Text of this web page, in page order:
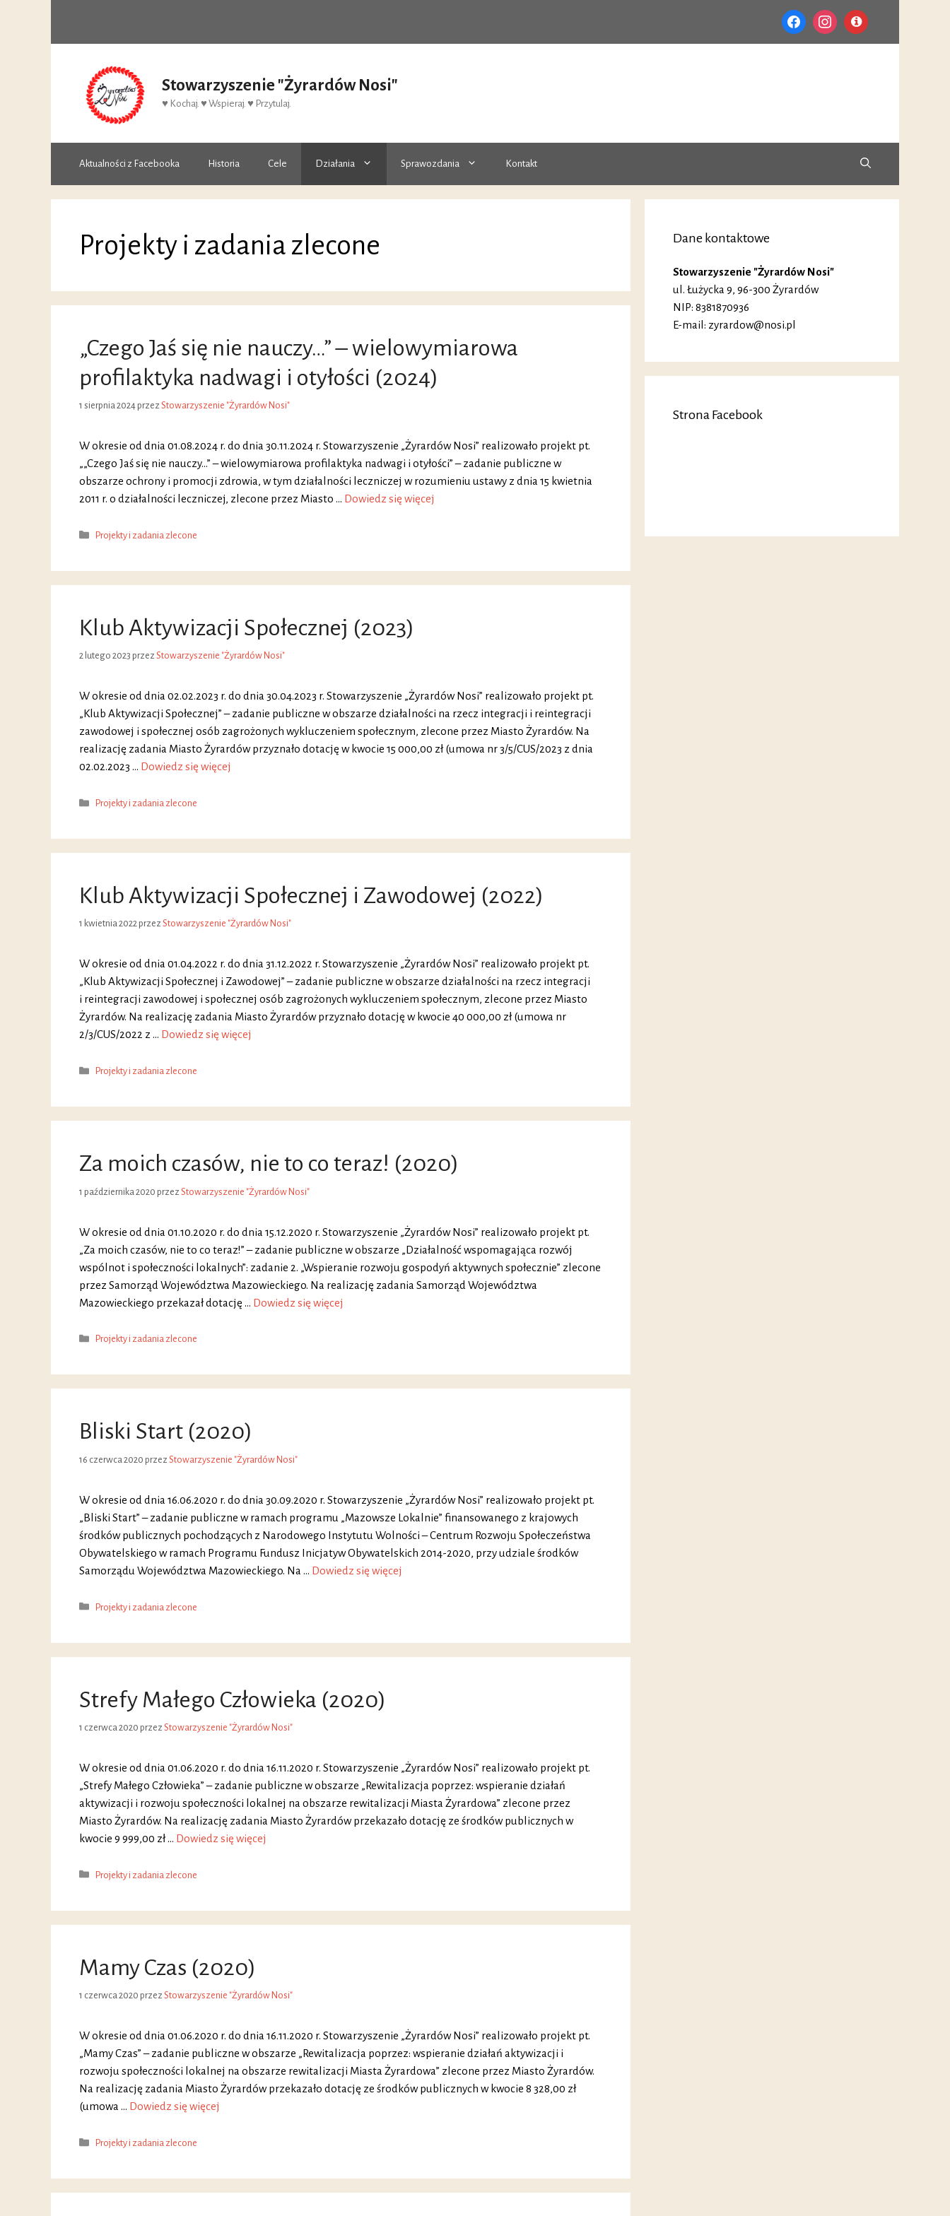
facebookinstagraminfo-
circle
Stowarzyszenie "Żyrardów Nosi"
♥ Kochaj. ♥ Wspieraj. ♥ Przytulaj.
Aktualności z Facebooka Historia Cele Działania Sprawozdania Kontakt
Projekty i zadania zlecone
„Czego Jaś się nie nauczy…” – wielowymiarowa
profilaktyka nadwagi i otyłości (2024)
1 sierpnia 2024 przez Stowarzyszenie "Żyrardów Nosi"
W okresie od dnia 01.08.2024 r. do dnia 30.11.2024 r. Stowarzyszenie „Żyrardów Nosi” realizowało projekt pt.
„„Czego Jaś się nie nauczy…” – wielowymiarowa profilaktyka nadwagi i otyłości” – zadanie publiczne w
obszarze ochrony i promocji zdrowia, w tym działalności leczniczej w rozumieniu ustawy z dnia 15 kwietnia
2011 r. o działalności leczniczej, zlecone przez Miasto … Dowiedz się więcej
Kategorie
Projekty i zadania zlecone
Klub Aktywizacji Społecznej (2023)
2 lutego 2023 przez Stowarzyszenie "Żyrardów Nosi"
W okresie od dnia 02.02.2023 r. do dnia 30.04.2023 r. Stowarzyszenie „Żyrardów Nosi” realizowało projekt pt.
„Klub Aktywizacji Społecznej” – zadanie publiczne w obszarze działalności na rzecz integracji i reintegracji
zawodowej i społecznej osób zagrożonych wykluczeniem społecznym, zlecone przez Miasto Żyrardów. Na
realizację zadania Miasto Żyrardów przyznało dotację w kwocie 15 000,00 zł (umowa nr 3/5/CUS/2023 z dnia
02.02.2023 … Dowiedz się więcej
Kategorie
Projekty i zadania zlecone
Klub Aktywizacji Społecznej i Zawodowej (2022)
1 kwietnia 2022 przez Stowarzyszenie "Żyrardów Nosi"
W okresie od dnia 01.04.2022 r. do dnia 31.12.2022 r. Stowarzyszenie „Żyrardów Nosi” realizowało projekt pt.
„Klub Aktywizacji Społecznej i Zawodowej” – zadanie publiczne w obszarze działalności na rzecz integracji
i reintegracji zawodowej i społecznej osób zagrożonych wykluczeniem społecznym, zlecone przez Miasto
Żyrardów. Na realizację zadania Miasto Żyrardów przyznało dotację w kwocie 40 000,00 zł (umowa nr
2/3/CUS/2022 z … Dowiedz się więcej
Kategorie
Projekty i zadania zlecone
Za moich czasów, nie to co teraz! (2020)
1 października 2020 przez Stowarzyszenie "Żyrardów Nosi"
W okresie od dnia 01.10.2020 r. do dnia 15.12.2020 r. Stowarzyszenie „Żyrardów Nosi” realizowało projekt pt.
„Za moich czasów, nie to co teraz!” – zadanie publiczne w obszarze „Działalność wspomagająca rozwój
wspólnot i społeczności lokalnych”: zadanie 2. „Wspieranie rozwoju gospodyń aktywnych społecznie” zlecone
przez Samorząd Województwa Mazowieckiego. Na realizację zadania Samorząd Województwa
Mazowieckiego przekazał dotację … Dowiedz się więcej
Kategorie
Projekty i zadania zlecone
Bliski Start (2020)
16 czerwca 2020 przez Stowarzyszenie "Żyrardów Nosi"
W okresie od dnia 16.06.2020 r. do dnia 30.09.2020 r. Stowarzyszenie „Żyrardów Nosi” realizowało projekt pt.
„Bliski Start” – zadanie publiczne w ramach programu „Mazowsze Lokalnie” finansowanego z krajowych
środków publicznych pochodzących z Narodowego Instytutu Wolności – Centrum Rozwoju Społeczeństwa
Obywatelskiego w ramach Programu Fundusz Inicjatyw Obywatelskich 2014-2020, przy udziale środków
Samorządu Województwa Mazowieckiego. Na … Dowiedz się więcej
Kategorie
Projekty i zadania zlecone
Strefy Małego Człowieka (2020)
1 czerwca 2020 przez Stowarzyszenie "Żyrardów Nosi"
W okresie od dnia 01.06.2020 r. do dnia 16.11.2020 r. Stowarzyszenie „Żyrardów Nosi” realizowało projekt pt.
„Strefy Małego Człowieka” – zadanie publiczne w obszarze „Rewitalizacja poprzez: wspieranie działań
aktywizacji i rozwoju społeczności lokalnej na obszarze rewitalizacji Miasta Żyrardowa” zlecone przez
Miasto Żyrardów. Na realizację zadania Miasto Żyrardów przekazało dotację ze środków publicznych w
kwocie 9 999,00 zł … Dowiedz się więcej
Kategorie
Projekty i zadania zlecone
Mamy Czas (2020)
1 czerwca 2020 przez Stowarzyszenie "Żyrardów Nosi"
W okresie od dnia 01.06.2020 r. do dnia 16.11.2020 r. Stowarzyszenie „Żyrardów Nosi” realizowało projekt pt.
„Mamy Czas” – zadanie publiczne w obszarze „Rewitalizacja poprzez: wspieranie działań aktywizacji i
rozwoju społeczności lokalnej na obszarze rewitalizacji Miasta Żyrardowa” zlecone przez Miasto Żyrardów.
Na realizację zadania Miasto Żyrardów przekazało dotację ze środków publicznych w kwocie 8 328,00 zł
(umowa … Dowiedz się więcej
Kategorie
Projekty i zadania zlecone
Dane kontaktowe
Stowarzyszenie "Żyrardów Nosi"
ul. Łużycka 9, 96-300 Żyrardów
NIP: 8381870936
E-mail: zyrardow@nosi.pl
Strona Facebook